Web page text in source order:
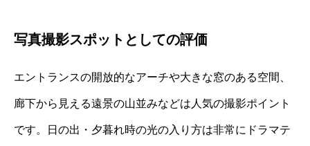
写真撮影スポットとしての評価
エントランスの開放的なアーチや大きな窓のある空間、
廊下から見える遠景の山並みなどは人気の撮影ポイント
です。日の出・夕暮れ時の光の入り方は非常にドラマテ